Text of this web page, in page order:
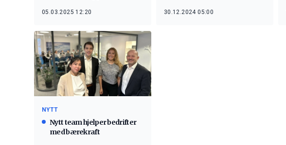
05.03.2025 12:20 30.12.2024 05:00
NYTT
Nytt team hjelper bedrifter
med bærekraft